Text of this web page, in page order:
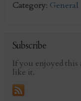
Category: General
Subscribe
If you enjoyed this
like it.